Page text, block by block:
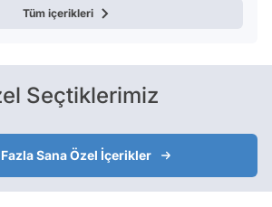
Tüm içerikleri
Seçtiklerimiz
Sana Özel İçerikler